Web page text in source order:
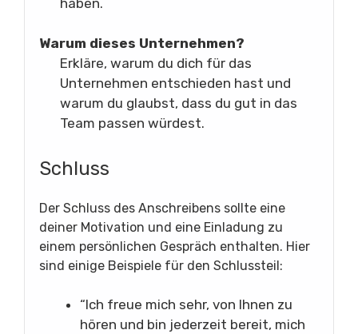
Warum dieses Unternehmen?
Erkläre, warum du dich für das
Unternehmen entschieden hast und
warum du glaubst, dass du gut in das
Team passen würdest.
Schluss
Der Schluss des Anschreibens sollte eine
deiner Motivation und eine Einladung zu
einem persönlichen Gespräch enthalten. Hier
sind einige Beispiele für den Schlussteil:
“Ich freue mich sehr, von Ihnen zu
hören und bin jederzeit bereit, mich